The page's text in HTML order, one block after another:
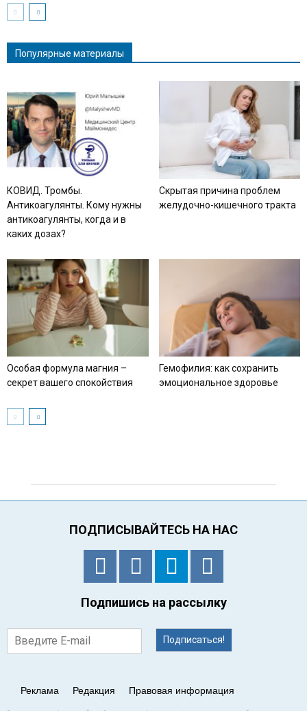
Популярные материалы
КОВИД. Тромбы.
Антикоагулянты. Кому нужны
антикоагулянты, когда и в
каких дозах?
Скрытая причина проблем
желудочно-кишечного тракта
Особая формула магния –
секрет вашего спокойствия
Гемофилия: как сохранить
эмоциональное здоровье
ПОДПИСЫВАЙТЕСЬ НА НАС
Подпишись на рассылку
Подписаться!
Реклама Редакция Правовая информация